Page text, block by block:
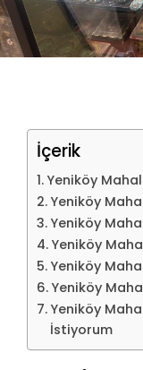
İçerik
Yeniköy
Yeniköy
Yeniköy
Yeniköy
Yeniköy
Yeniköy
Yeniköy
İstiyorum